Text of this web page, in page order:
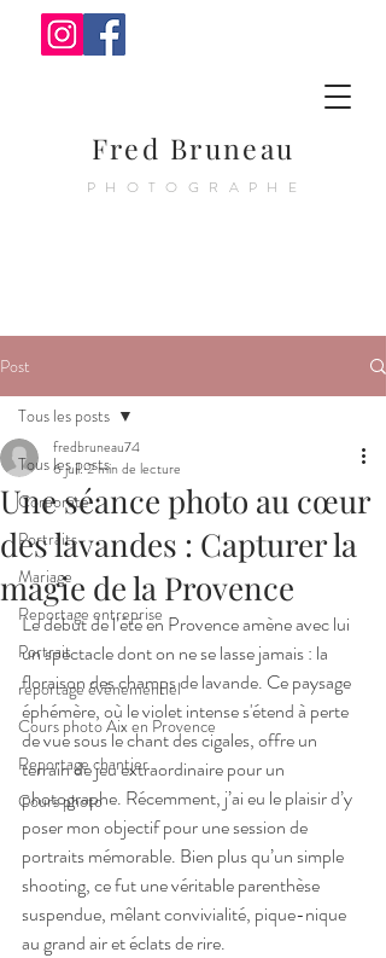
Fred Bruneau
PHOTOGRAPHE
Post
Tous les posts
Corporate
Portraits
Mariage
Reportage entreprise
Portrait
reportage évènementiel
Cours photo Aix en Provence
Reportage chantier
Cours photo
Tous les posts
Une séance photo au cœur
des lavandes : Capturer la
magie de la Provence
fredbruneau74
6 juil. 2 min de lecture
Le début de l’été en Provence amène avec lui
un spectacle dont on ne se lasse jamais : la
floraison des champs de lavande. Ce paysage
éphémère, où le violet intense s'étend à perte
de vue sous le chant des cigales, offre un
terrain de jeu extraordinaire pour un
photographe. Récemment, j’ai eu le plaisir d’y
poser mon objectif pour une session de
portraits mémorable. Bien plus qu’un simple
shooting, ce fut une véritable parenthèse
suspendue, mêlant convivialité, pique-nique
au grand air et éclats de rire.